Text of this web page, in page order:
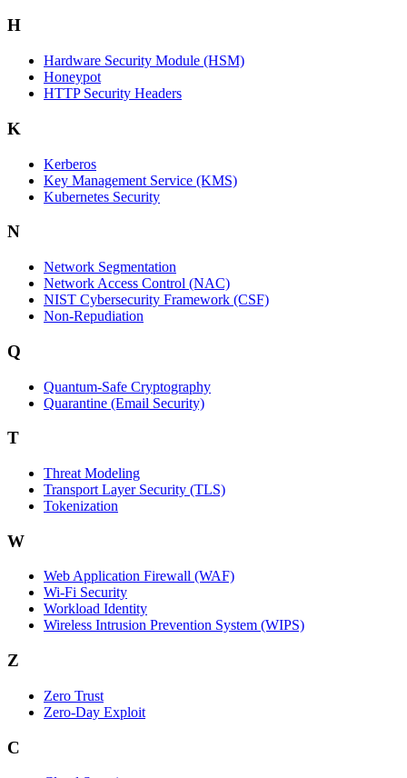
H
Hardware Security Module (HSM)
Honeypot
HTTP Security Headers
K
Kerberos
Key Management Service (KMS)
Kubernetes Security
N
Network Segmentation
Network Access Control (NAC)
NIST Cybersecurity Framework (CSF)
Non-Repudiation
Q
Quantum-Safe Cryptography
Quarantine (Email Security)
T
Threat Modeling
Transport Layer Security (TLS)
Tokenization
W
Web Application Firewall (WAF)
Wi‑Fi Security
Workload Identity
Wireless Intrusion Prevention System (WIPS)
Z
Zero Trust
Zero‑Day Exploit
C